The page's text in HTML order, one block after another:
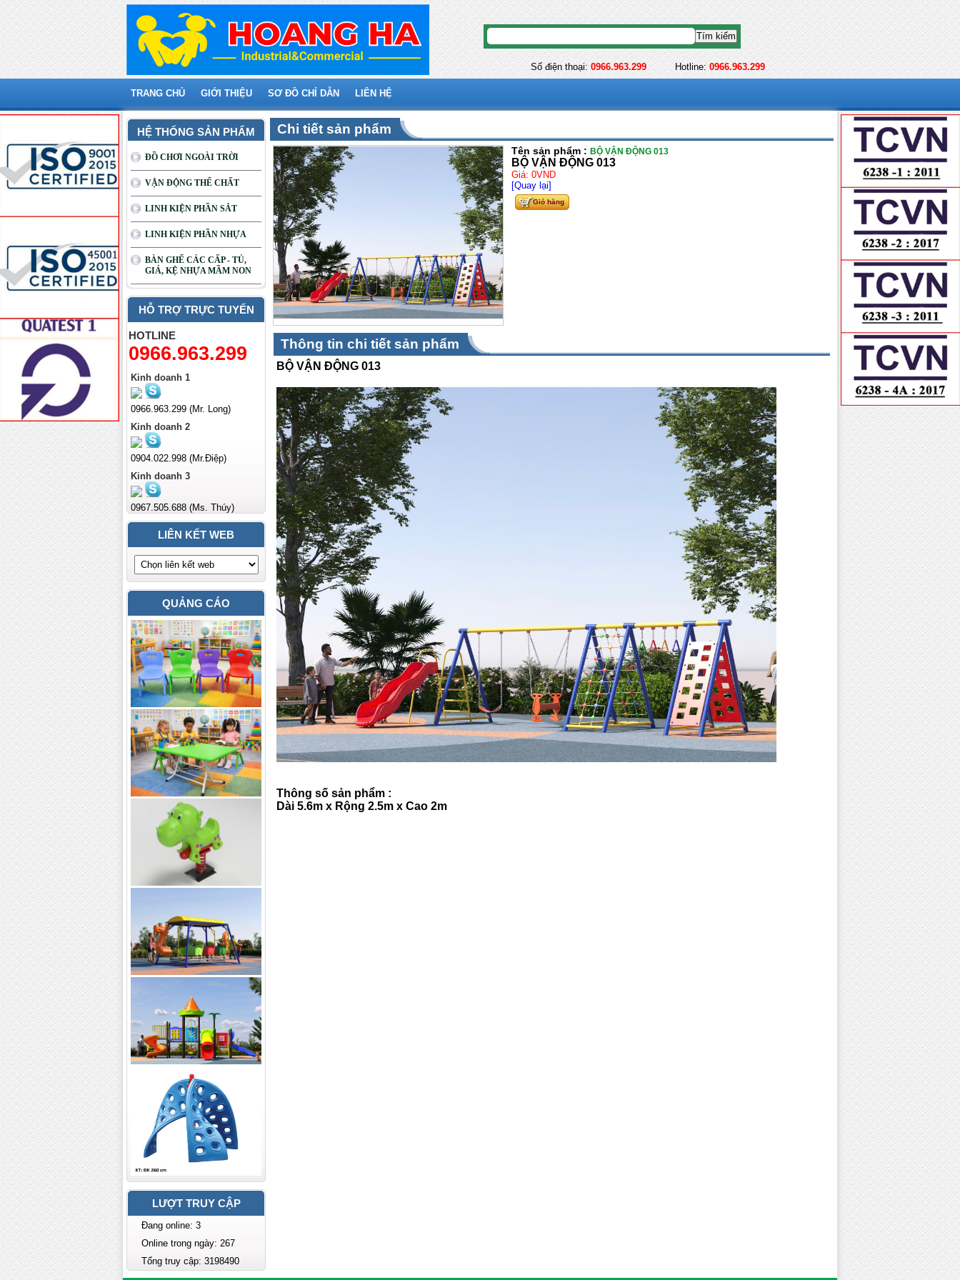
Số điện thoại: 0966.963.299 Hotline: 0966.963.299
TRANG CHỦ GIỚI THIỆU SƠ ĐỒ CHỈ DẪN LIÊN HỆ
HỆ THỐNG SẢN PHẨM
ĐỒ CHƠI NGOÀI TRỜI
VẬN ĐỘNG THỂ CHẤT
LINH KIỆN PHẦN SẮT
LINH KIỆN PHẦN NHỰA
BÀN GHẾ CÁC CẤP - TỦ,
GIÁ, KỆ NHỰA MẦM NON
HỖ TRỢ TRỰC TUYẾN
HOTLINE
0966.963.299
Kinh doanh 1
0966.963.299 (Mr. Long)
Kinh doanh 2
0904.022.998 (Mr.Điệp)
Kinh doanh 3
0967.505.688 (Ms. Thúy)
LIÊN KẾT WEB
QUẢNG CÁO
LƯỢT TRUY CẬP
Đang online: 3
Online trong ngày: 267
Tổng truy cập: 3198490
Chi tiết sản phẩm
Tên sản phẩm : BỘ VẬN ĐỘNG 013
BỘ VẬN ĐỘNG 013
Giá: 0VND
[Quay lại]
Giỏ hàng
Thông tin chi tiết sản phẩm
BỘ VẬN ĐỘNG 013
Thông số sản phẩm :
Dài 5.6m x Rộng 2.5m x Cao 2m